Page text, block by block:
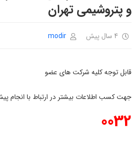
و پتروشیمی تهران
4 سال پیش modir
قابل توجه کلیه شرکت های عضو
جهت کسب اطلاعات بیشتر در ارتباط با انجام
0032